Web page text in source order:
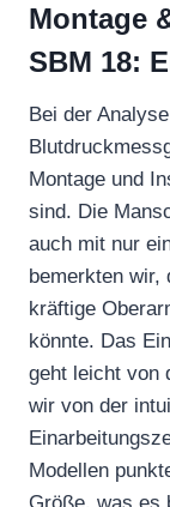
Montage
SBM 18:
Bei der
Montage und
sind. Die
auch mit nur
bemerkten wir,
kräftige
könnte. Das
geht leicht von
wir von der
Modellen
Größe, was es